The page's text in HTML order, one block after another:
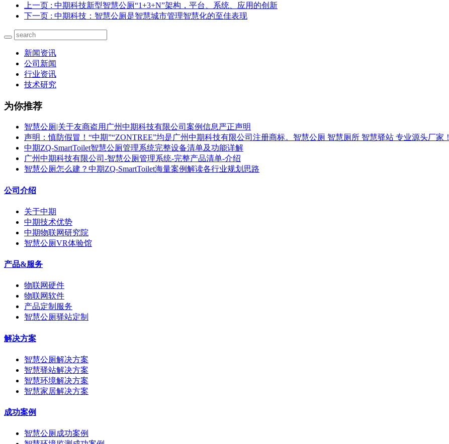
上一页 : 中期科技新型智慧公厕“1+3+N”架构，平台、系统、应用的创新
下一页 : 中期科技：智慧公厕是智慧城市管理智慧化的至佳表现
新闻资讯
公司新闻
行业资讯
技术研究
为你推荐
智慧公厕|关于友商盗用广州中期科技有限公司案例信息严正声明
声明：慎防假冒！“中期”“ZONTREE”均是广州中期科技有限公司注册商标。智慧公厕 智慧厕所 智慧驿站 专业源头厂家！
中期ZQ-SmartToilet智慧公厕管理系统完整设备清单及功能详解
广州中期科技有限公司-智慧公厕管理系统-完整产品清单-介绍
智慧公厕怎么建？中期ZQ-SmartToilet海量案例解读各行业规划思路
公司介绍
关于中期
中期技术优势
中期物联网研究院
智慧公厕VR体验馆
产品&服务
物联网硬件
物联网软件
产品定制服务
智慧公厕驿站定制
解决方案
智慧公厕解决方案
智慧驿站解决方案
智慧环境解决方案
智慧家居解决方案
成功案例
智慧公厕成功案例